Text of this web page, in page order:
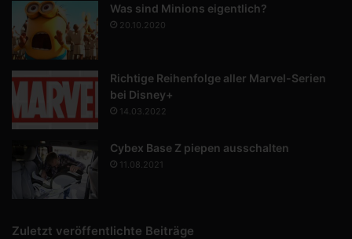
Was sind Minions eigentlich?
20.10.2020
Richtige Reihenfolge aller Marvel-Serien
bei Disney+
14.03.2022
Cybex Base Z piepen ausschalten
11.08.2021
Zuletzt veröffentlichte Beiträge